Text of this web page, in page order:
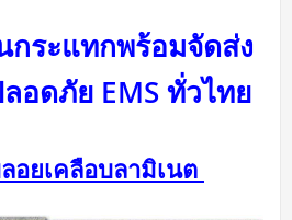
กระแทกพร้อมจัดส่ง
อดภัย EMS ทั่วไทย
อยเคลือบลามิเนต